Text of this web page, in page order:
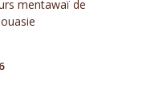
mentawaï de